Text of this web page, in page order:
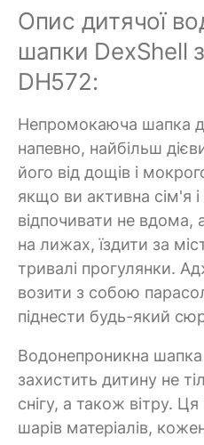
Опис дитячої
шапки DexShell
DH572:
Непромокаюча шапка
напевно, найбільш
його від дощів і
якщо ви активна сім'я і
відпочивати не вдома,
на лижах, їздити за
тривалі прогулянки.
возити з собою
піднести будь-який
Водонепроникна
захистить дитину не
снігу, а також вітру.
шарів матеріалів,